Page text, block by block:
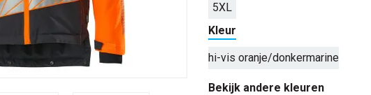
5XL
Kleur
hi-vis oranje/donkermarine
Bekijk andere kleuren